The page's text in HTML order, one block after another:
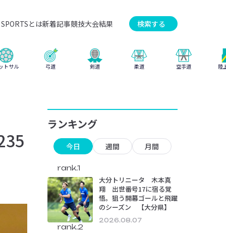
とは新着記事競技大会結果 検索する
トサル 弓道 剣道 柔道 空手道 陸
ランキング
今日 週間 月間
rank.1
大分トリニータ 木本真
翔 出世番号17に宿る覚
悟。狙う開幕ゴールと飛躍
のシーズン 【大分県】
2026.08.07
rank.2